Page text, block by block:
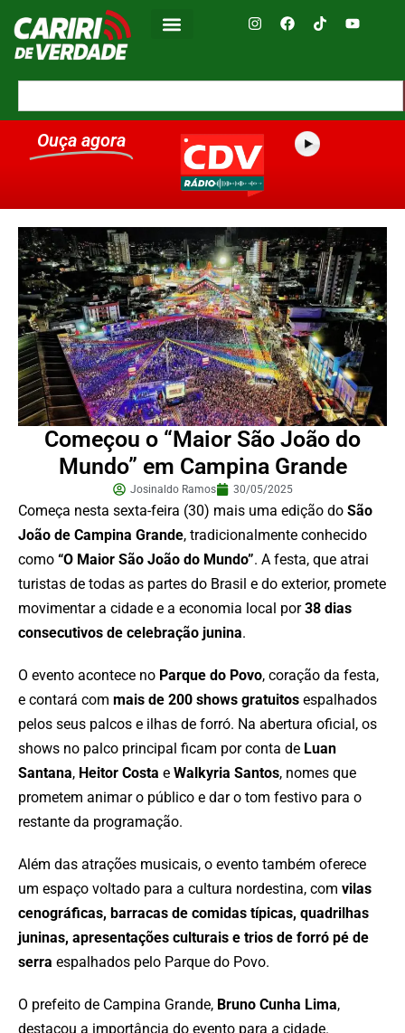
Ouça agora
Começou o “Maior São João do
Mundo” em Campina Grande
Josinaldo Ramos 30/05/2025
Começa nesta sexta-feira (30) mais uma edição do São
João de Campina Grande, tradicionalmente conhecido
como “O Maior São João do Mundo”. A festa, que atrai
turistas de todas as partes do Brasil e do exterior, promete
movimentar a cidade e a economia local por38 dias
consecutivos de celebração junina.
O evento acontece no Parque do Povo, coração da festa,
e contará com mais de 200 shows gratuitos espalhados
pelos seus palcos e ilhas de forró. Na abertura oficial, os
shows no palco principal ficam por conta de Luan
Santana, Heitor Costa e Walkyria Santos, nomes que
prometem animar o público e dar o tom festivo para o
restante da programação.
Além das atrações musicais, o evento também oferece
um espaço voltado para a cultura nordestina, com vilas
cenográficas, barracas de comidas típicas, quadrilhas
juninas, apresentações culturais e trios de forró pé de
serra espalhados pelo Parque do Povo.
O prefeito de Campina Grande, Bruno Cunha Lima,
destacou a importância do evento para a cidade.